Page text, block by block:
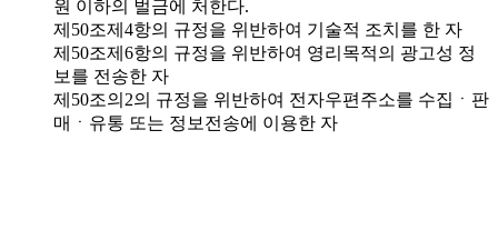
원 이하의 벌금에 처한다.
제50조제4항의 규정을 위반하여 기술적 조치를 한 자
제50조제6항의 규정을 위반하여 영리목적의 광고성 정
보를 전송한 자
제50조의2의 규정을 위반하여 전자우편주소를 수집ㆍ판
매ㆍ유통 또는 정보전송에 이용한 자